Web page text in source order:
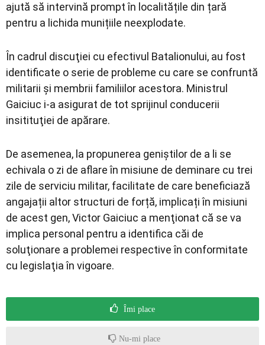
ajută să intervină prompt în localitățile din țară
pentru a lichida munițiile neexplodate.
În cadrul discuţiei cu efectivul Batalionului, au fost
identificate o serie de probleme cu care se confruntă
militarii și membrii familiilor acestora. Ministrul
Gaiciuc i-a asigurat de tot sprijinul conducerii
insitituţiei de apărare.
De asemenea, la propunerea geniştilor de a li se
echivala o zi de aflare în misiune de deminare cu trei
zile de serviciu militar, facilitate de care beneficiază
angajații altor structuri de forță, implicați în misiuni
de acest gen, Victor Gaiciuc a menţionat că se va
implica personal pentru a identifica căi de
soluţionare a problemei respective în conformitate
cu legislaţia în vigoare.
Îmi place
Nu-mi place